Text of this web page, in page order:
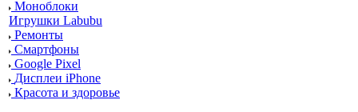
Моноблоки
Игрушки Labubu
Ремонты
Смартфоны
Google Pixel
Дисплеи iPhone
Красота и здоровье